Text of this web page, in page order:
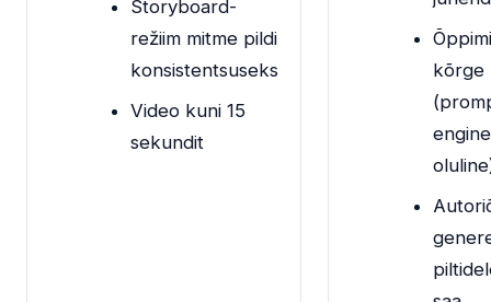
Storyboard-
režiim mitme pildi
konsistentsuseks
Video kuni 15
sekundit
kõrge